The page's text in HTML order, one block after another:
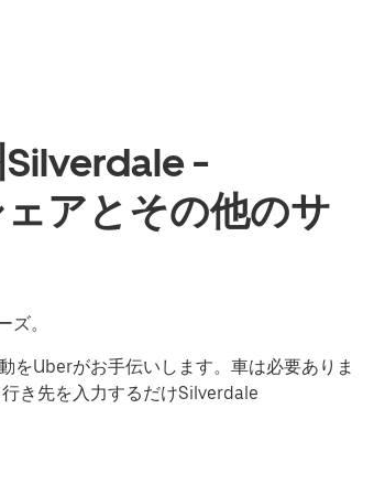
-
アとその他のサ
。
をUberがお手伝いします。車は必要ありま
き先を入力するだけSilverdale